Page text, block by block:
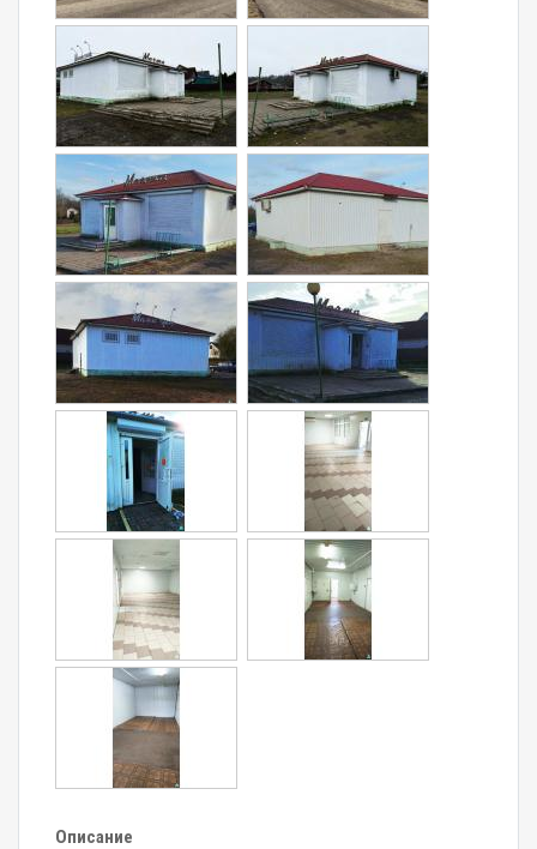
Описание